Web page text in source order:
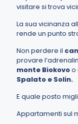
visitare si trova
La sua vicinanza
rende un punto
Non perdere il
provare
monte Biokovoo
Spalato e Solin.
E quale posto
Appartamenti sul